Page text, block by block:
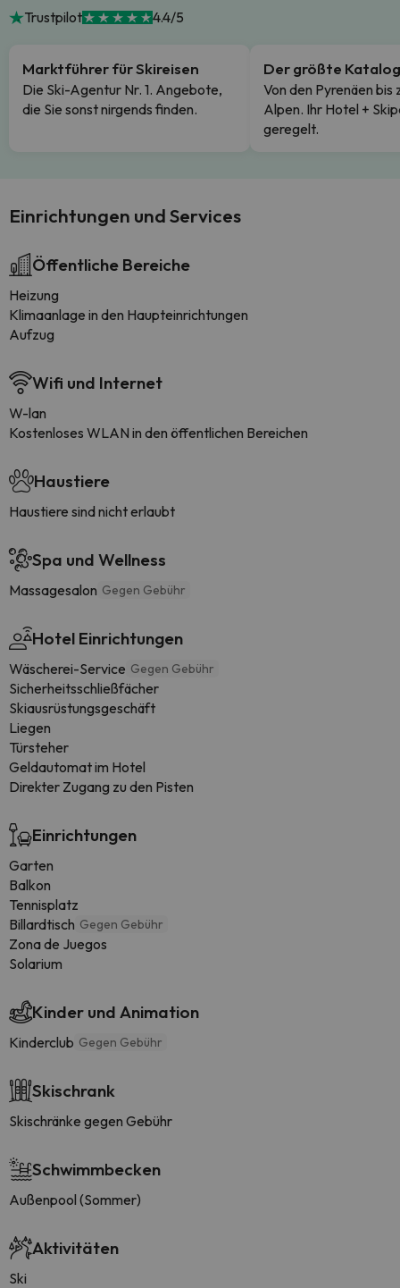
Trustpilot 4.4/5
Marktführer für Skireisen
Die Ski-Agentur Nr. 1. Angebote,
die Sie sonst nirgends finden.
Der größte Katalog
Von den Pyrenäen bis
Alpen. Ihr Hotel +
geregelt.
Einrichtungen und Services
Öffentliche Bereiche
Heizung
Klimaanlage in den Haupteinrichtungen
Aufzug
Wifi und Internet
W-lan
Kostenloses WLAN in den öffentlichen Bereichen
Haustiere
Haustiere sind nicht erlaubt
Spa und Wellness
Massagesalon Gegen Gebühr
Hotel Einrichtungen
Wäscherei-Service Gegen Gebühr
Sicherheitsschließfächer
Skiausrüstungsgeschäft
Liegen
Türsteher
Geldautomat im Hotel
Direkter Zugang zu den Pisten
Einrichtungen
Garten
Balkon
Tennisplatz
Billardtisch Gegen Gebühr
Zona de Juegos
Solarium
Kinder und Animation
Kinderclub Gegen Gebühr
Skischrank
Skischränke gegen Gebühr
Schwimmbecken
Außenpool (Sommer)
Aktivitäten
Ski